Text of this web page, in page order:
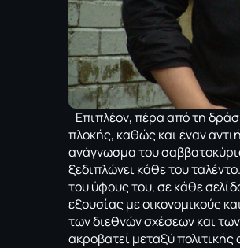
Επιπλέον, πέρα από τη
πλοκής, καθώς και έναν
ανάγνωσμα του
ξεδιπλώνει κάθε του
του ύφους του, σε κάθε
εξουσίας με οικονομικούς
των διεθνών σχέσεων και
ακροβατεί μεταξύ